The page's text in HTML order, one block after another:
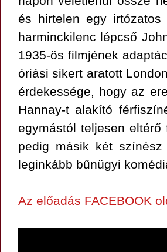
és hirtelen egy
harminckilenc lépcső
1935-ös filmjének
óriási sikert aratott
érdekessége, hogy az
Hannay-t alakító
egymástól teljesen
pedig másik két
leginkább bűnügyi
Az előadás FACEBOOK